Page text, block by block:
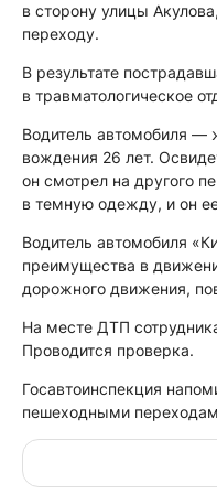
в сторону улицы
переходу.
В результате
в травматологическое
Водитель автомобиля —
вождения 26 лет.
он смотрел на другого
в темную одежду, и он
Водитель автомобиля
преимущества в
дорожного движения,
На месте ДТП
Проводится проверка.
Госавтоинспекция
пешеходными